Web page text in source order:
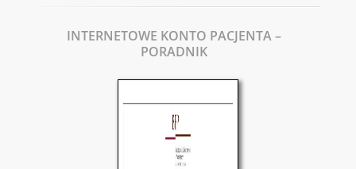
INTERNETOWE KONTO PACJENTA –
PORADNIK